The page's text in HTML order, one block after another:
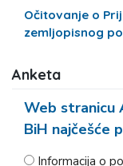
Očitovanje o
zemljopisnog
Anketa
Web stranicu
BiH najčešće
Informacija o